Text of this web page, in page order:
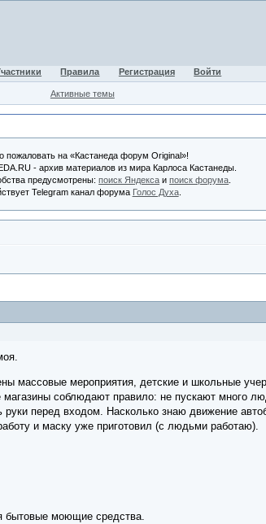
Правила Регистрация Войти
Активные темы
пожаловать на «Кастанеда форум Original»!
- архив материалов из мира Карлоса Кастанеды.
предусмотрены:поиск Яндекса ипоиск форума
Telegram канал форума Голос Духа.
массовые мероприятия, детские и школьные
магазины соблюдают правило: не пускают много
перед входом. Насколько знаю движение
и маску уже приготовил (с людьми работаю).
бытовые моющие средства.